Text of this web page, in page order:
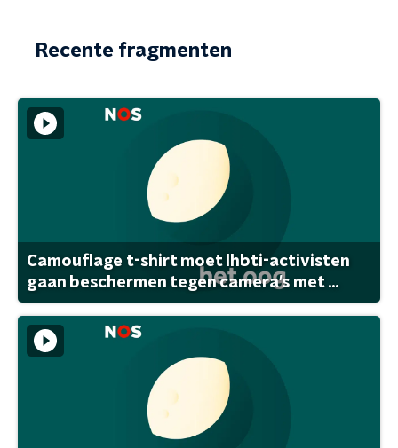
Recente fragmenten
Camouflage t-shirt moet lhbti-activisten
gaan beschermen tegen camera's met ...